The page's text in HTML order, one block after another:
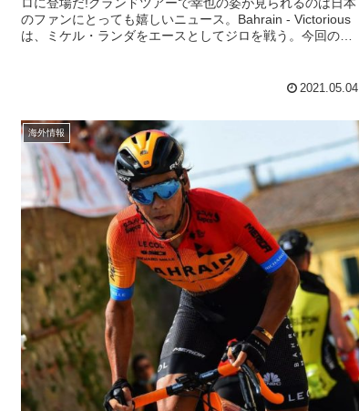
のファンにとっても嬉しいニュース。Bahrain - Victorious
は、ミケル・ランダをエースとしてジロを戦う。今回のメ
2021.05.04
海外情報